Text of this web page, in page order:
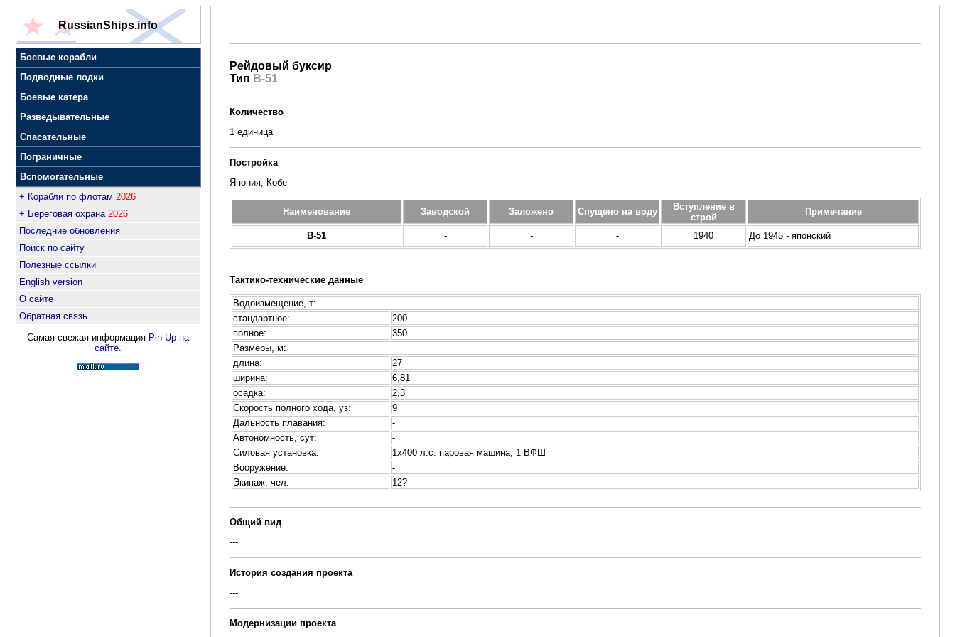
RussianShips.info
Боевые корабли
Подводные лодки
Боевые катера
Разведывательные
Спасательные
Пограничные
Вспомогательные
+ Корабли по флотам 2026
+ Береговая охрана 2026
Последние обновления
Поиск по сайту
Полезные ссылки
English version
О сайте
Обратная связь
Самая свежая информация Pin Up на
сайте.
Рейдовый буксир
Тип В-51
Количество
1 единица
Постройка
Япония, Кобе
Наименование Заводской Заложено Спущено на воду
Вступление в
строй
Примечание
В-51 - - - 1940 До 1945 - японский
Тактико-технические данные
Водоизмещение, т:
стандартное:
200
полное:
350
Размеры, м:
длина:
27
ширина:
6,81
осадка:
2,3
Скорость полного хода, уз:
9
Дальность плавания:
-
Автономность, сут:
-
Силовая установка:
1x400 л.с. паровая машина, 1 ВФШ
Вооружение:
-
Экипаж, чел:
12?
Общий вид
---
История создания проекта
---
Модернизации проекта